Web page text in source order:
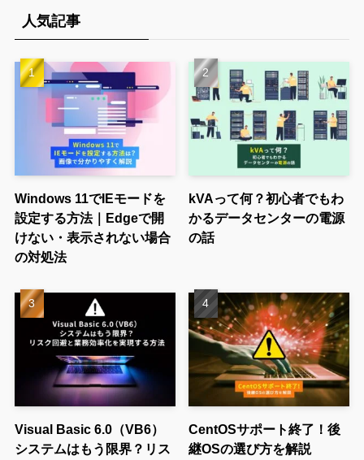
人気記事
Windows 11でIEモードを
設定する方法｜Edgeで開
けない・表示されない場合
の対処法
kVAって何？初心者でもわ
かるデータセンターの電源
の話
Visual Basic 6.0（VB6）
システムはもう限界？リス
CentOSサポート終了！後
継OSの選び方を解説